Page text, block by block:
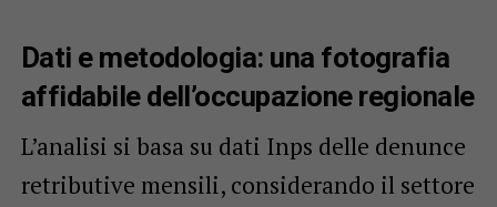
Dati e metodologia: una fotografia
affidabile dell’occupazione regionale
L’analisi si basa su dati Inps delle denunce
retributive mensili, considerando il settore